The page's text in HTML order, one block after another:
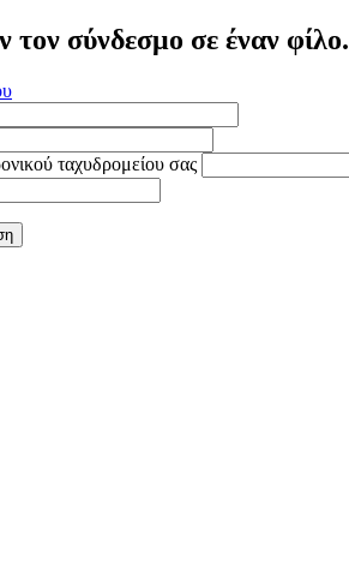
τον σύνδεσμο σε έναν φίλο.
ταχυδρομείου σας